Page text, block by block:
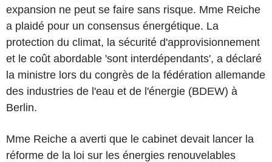
expansion ne peut se faire sans risque. Mme Reiche
a plaidé pour un consensus énergétique. La
protection du climat, la sécurité d'approvisionnement
et le coût abordable 'sont interdépendants', a déclaré
la ministre lors du congrès de la fédération allemande
des industries de l'eau et de l'énergie (BDEW) à
Berlin.
Mme Reiche a averti que le cabinet devait lancer la
réforme de la loi sur les énergies renouvelables